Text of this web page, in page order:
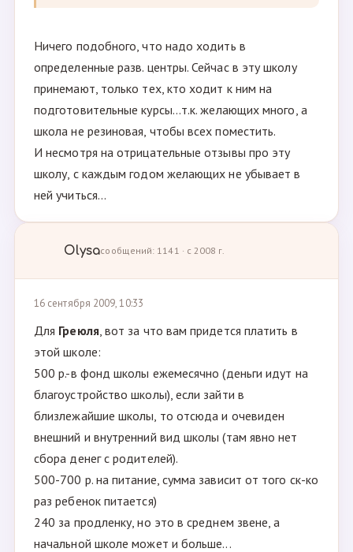
Ничего подобного, что надо ходить в
определенные разв. центры. Сейчас в эту школу
принемают, только тех, кто ходит к ним на
подготовительные курсы...т.к. желающих много, а
школа не резиновая, чтобы всех поместить.
И несмотря на отрицательные отзывы про эту
школу, с каждым годом желающих не убывает в
ней учиться...
Olysaсообщений: 1141 · с 2008 г.
16 сентября 2009, 10:33
Для Греюля, вот за что вам придется платить в
этой школе:
500 р.-в фонд школы ежемесячно (деньги идут на
благоустройство школы), если зайти в
близлежайшие школы, то отсюда и очевиден
внешний и внутренний вид школы (там явно нет
сбора денег с родителей).
500-700 р. на питание, сумма зависит от того ск-ко
раз ребенок питается)
240 за продленку, но это в среднем звене, а
начальной школе может и больше...